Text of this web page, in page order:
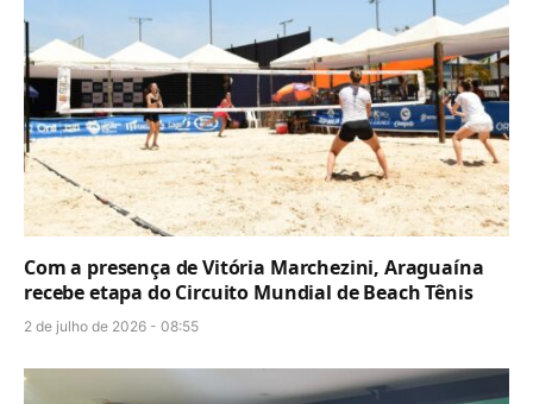
Com a presença de Vitória Marchezini, Araguaína
recebe etapa do Circuito Mundial de Beach Tênis
2 de julho de 2026 - 08:55